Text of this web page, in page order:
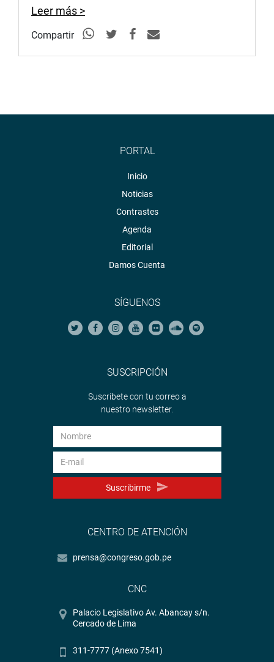
Leer más >
Compartir
PORTAL
Inicio
Noticias
Contrastes
Agenda
Editorial
Damos Cuenta
SÍGUENOS
SUSCRIPCIÓN
Suscríbete con tu correo a
nuestro newsletter.
Suscribirme
CENTRO DE ATENCIÓN
prensa@congreso.gob.pe
CNC
Palacio Legislativo Av. Abancay s/n.
Cercado de Lima
311-7777 (Anexo 7541)